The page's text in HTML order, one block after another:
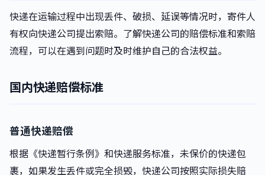
快递在运输过程中出现丢件、破损、延误等情况时，寄件人
有权向快递公司提出索赔。了解快递公司的赔偿标准和索赔
流程，可以在遇到问题时及时维护自己的合法权益。
国内快递赔偿标准
普通快递赔偿
根据《快递暂行条例》和快递服务标准，未保价的快递包
裹，如果发生丢件或完全损毁，快递公司按照实际损失赔